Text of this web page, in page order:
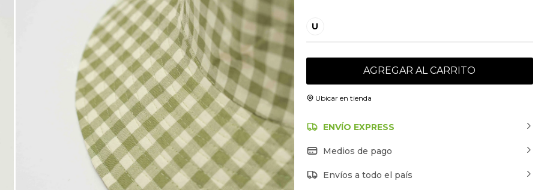
U
AGREGAR AL CARRITO
Ubicar en tienda
ENVÍO EXPRESS
Medios de pago
Envíos a todo el país